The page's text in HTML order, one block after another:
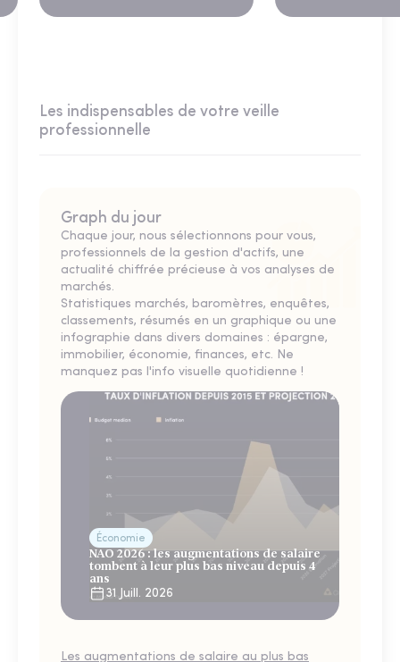
Les indispensables de votre veille
professionnelle
Graph du jour
Chaque jour, nous sélectionnons pour vous,
professionnels de la gestion d'actifs, une
actualité chiffrée précieuse à vos analyses de
marchés.
Statistiques marchés, baromètres, enquêtes,
classements, résumés en un graphique ou une
infographie dans divers domaines : épargne,
immobilier, économie, finances, etc. Ne
manquez pas l'info visuelle quotidienne !
Économie
NAO 2026 : les augmentations de salaire
tombent à leur plus bas niveau depuis 4
ans
31 Juill. 2026
Les augmentations de salaire au plus bas